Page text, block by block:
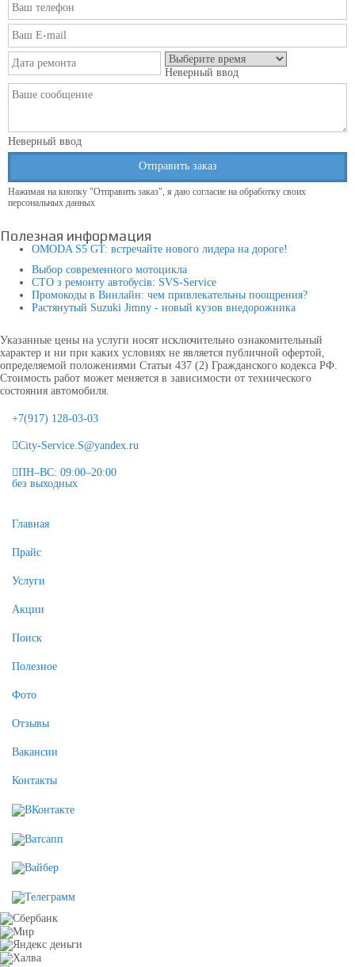
Неверный ввод
Неверный ввод
Отправить заказ
Нажимая на кнопку "Отправить заказ", я даю согласие на обработку своих
персональных данных
Полезная информация
OMODA S5 GT: встречайте нового лидера на дороге!
Выбор современного мотоцикла
СТО з ремонту автобусів: SVS-Service
Промокоды в Винлайн: чем привлекательны поощрения?
Растянутый Suzuki Jimny - новый кузов внедорожника
Указанные цены на услуги носят исключительно ознакомительный
характер и ни при каких условиях не является публичной офертой,
определяемой положениями Статьи 437 (2) Гражданского кодекса РФ.
Стоимость работ может меняется в зависимости от технического
состояния автомобиля.
+7(917) 128-03-03
City-Service.S@yandex.ru
ПН–ВС: 09:00–20:00
без выходных
Главная
Прайс
Услуги
Акции
Поиск
Полезное
Фото
Отзывы
Вакансии
Контакты